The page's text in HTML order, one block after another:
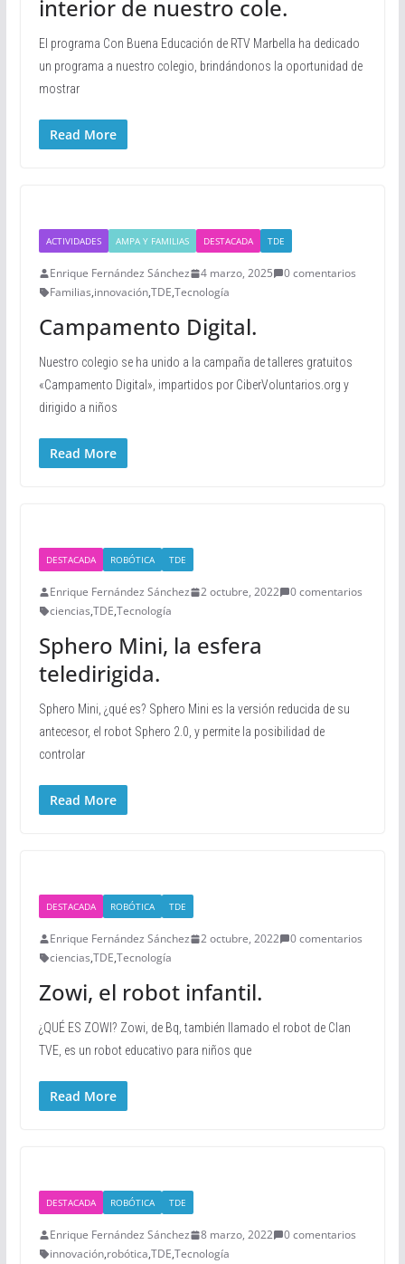
interior de nuestro cole.
El programa Con Buena Educación de RTV Marbella ha dedicado
un programa a nuestro colegio, brindándonos la oportunidad de
mostrar
Read More
ACTIVIDADES AMPA Y FAMILIAS DESTACADA TDE
Enrique Fernández Sánchez 4 marzo, 2025
0 comentarios
Familias,innovación,TDE,Tecnología
Campamento Digital.
Nuestro colegio se ha unido a la campaña de talleres gratuitos
«Campamento Digital», impartidos por CiberVoluntarios.org y
dirigido a niños
Read More
DESTACADA ROBÓTICA TDE
Enrique Fernández Sánchez 2 octubre, 2022
0 comentarios
ciencias,TDE,Tecnología
Sphero Mini, la esfera
teledirigida.
Sphero Mini, ¿qué es? Sphero Mini es la versión reducida de su
antecesor, el robot Sphero 2.0, y permite la posibilidad de
controlar
Read More
DESTACADA ROBÓTICA TDE
Enrique Fernández Sánchez 2 octubre, 2022
0 comentarios
ciencias,TDE,Tecnología
Zowi, el robot infantil.
¿QUÉ ES ZOWI? Zowi, de Bq, también llamado el robot de Clan
TVE, es un robot educativo para niños que
Read More
DESTACADA ROBÓTICA TDE
Enrique Fernández Sánchez 8 marzo, 2022
0 comentarios
innovación,robótica,TDE,Tecnología